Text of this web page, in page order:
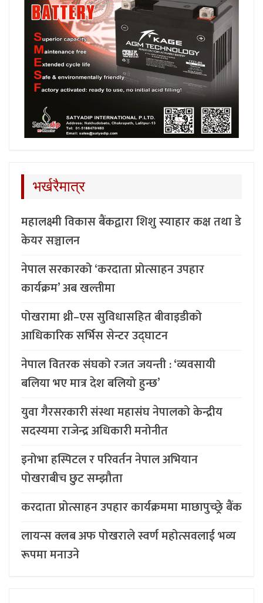
भर्खरैमात्र
महालक्ष्मी विकास बैंकद्वारा शिशु स्याहार कक्ष तथा डे
केयर सञ्चालन
नेपाल सरकारको ‘करदाता प्रोत्साहन उपहार
कार्यक्रम’ अब खल्तीमा
पोखरामा थ्री–एस सुविधासहित बीवाइडीको
आधिकारिक सर्भिस सेन्टर उद्घाटन
नेपाल वितरक संघको रजत जयन्ती : ‘व्यवसायी
बलिया भए मात्र देश बलियो हुन्छ’
युवा गैरसरकारी संस्था महासंघ नेपालको केन्द्रीय
सदस्यमा राजेन्द्र अधिकारी मनोनीत
इनोभा हस्पिटल र परिवर्तन नेपाल अभियान
पोखराबीच छुट सम्झौता
करदाता प्रोत्साहन उपहार कार्यक्रममा माछापुच्छ्र्रे बैंक
लायन्स क्लब अफ पोखराले स्वर्ण महोत्सवलाई भव्य
रूपमा मनाउने